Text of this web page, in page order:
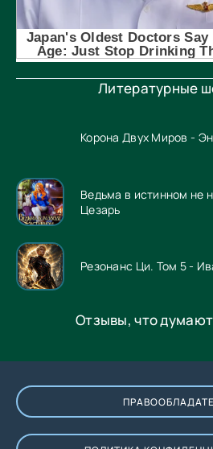
Литературные
Корона Двух Миров -
Ведьма в истинном не
Цезарь
Резонанс Ци. Том 5 -
Отзывы, что